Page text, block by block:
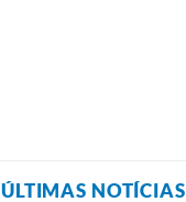
ÚLTIMAS NOTÍCIAS